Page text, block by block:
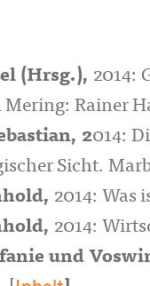
(Hrsg.), 2014:
Rainer
, 2014:
Sicht.
, 2014: Was
, 2014:
und